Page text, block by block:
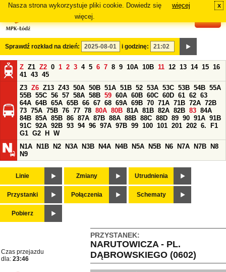
Nasza strona wykorzystuje pliki cookie. Dowiedz się
więcej.
więcej x
Sprawdź rozkład na dzień: i godzinę:
Z Z1 Z2 0 1 2 3 4 5 6 7 8 9 10A 10B 11 12 13 14 15 16
41 43 45
Z3 Z6 Z13 Z43 50A 50B 51A 51B 52 53A 53C 53B 54B 55A
55B 55C 56 57 58A 58B 59 60A 60B 60C 60D 61 62 63
64A 64B 65A 65B 66 67 68 69A 69B 70 71A 71B 72A 72B
73 75A 75B 76 77 78 80A 80B 81A 81B 82A 82B 83 84A
84B 85A 85B 86 87A 87B 88A 88B 88C 88D 89 90 91A 91B
91C 92A 92B 93 94 96 97A 97B 99 100 101 201 202 6.
F1
G1 G2 H
W
N1A
N1B N2 N3A N3B N4A N4B N5A N5B N6 N7A N7B
N8
N9
Linie Zmiany Utrudnienia
Przystanki Połączenia Schematy
Pobierz
PRZYSTANEK:
NARUTOWICZA - PL.
DĄBROWSKIEGO (0602)
Czas przejazdu
dla: 23:46